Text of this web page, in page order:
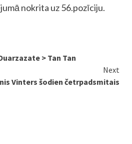
nokrita uz 56.pozīciju.
> Tan Tan
Next
Vinters šodien četrpadsmitais